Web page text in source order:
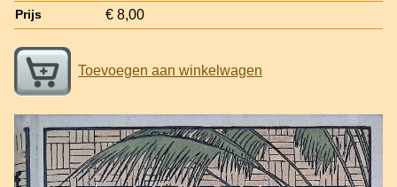
Prijs € 8,00
Toevoegen aan winkelwagen